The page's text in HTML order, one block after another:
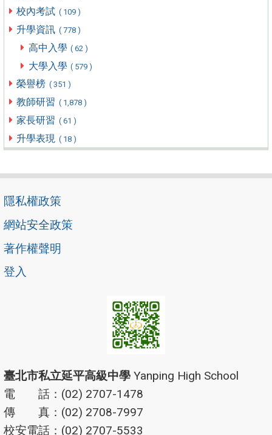
校內考試 ( 109 )
升學資訊 ( 778 )
高中入學 ( 62 )
大學入學 ( 579 )
榮譽榜 ( 351 )
教師研習 ( 1,878 )
家長研習 ( 61 )
升學表現 ( 18 )
隱私權政策
網站安全政策
著作權聲明
登入
臺北市私立延平高級中學 Yanping High School
電 話：(02) 2707-1478
傳 真：(02) 2708-7997
校安電話：(02) 2707-5533